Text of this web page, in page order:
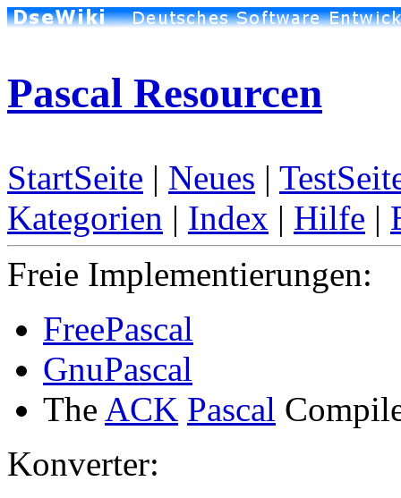
Pascal Resourcen
StartSeite | Neues |
Kategorien | Index | Hilfe |
Freie Implementierungen:
FreePascal
GnuPascal
The ACK Pascal
Konverter: